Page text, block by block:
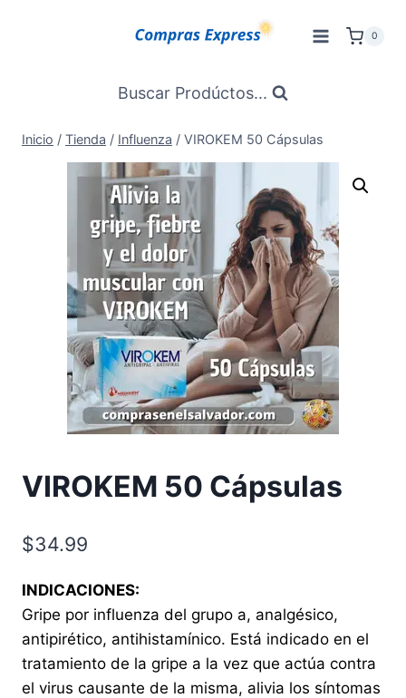
0
Buscar Prodúctos...
Inicio / Tienda / Influenza / VIROKEM 50 Cápsulas
VIROKEM 50 Cápsulas
$34.99
INDICACIONES:
Gripe por influenza del grupo a, analgésico,
antipirético, antihistamínico. Está indicado en el
tratamiento de la gripe a la vez que actúa contra
el virus causante de la misma, alivia los síntomas